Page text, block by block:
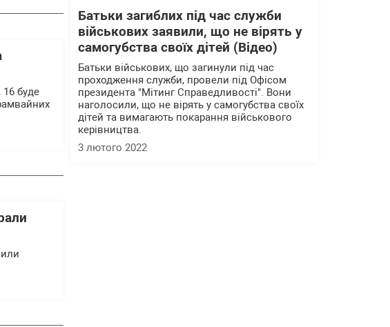
буде
Батьки загиблих під час служби
військових заявили, що не вірять у
самогубства своїх дітей (Відео)
Батьки військових, що загинули під час
проходження служби, провели під Офісом
президента "Мітинг Справедливості". Вони
наголосили, що не вірять у самогубства своїх
дітей та вимагають покарання військового
керівництва.
3 лютого 2022